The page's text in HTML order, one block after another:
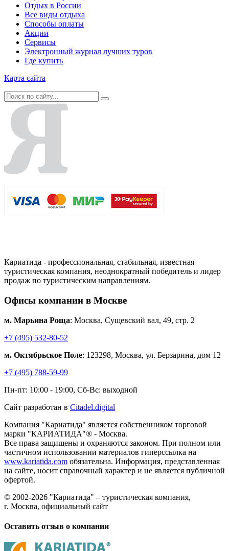
Отдых в России
Все виды отдыха
Способы оплаты
Акции
Сервисы
Электронный журнал лучших туров
Где купить
Карта сайта
Кариатида - профессиональная, стабильная, известная
туристическая компания, неоднократный победитель и лидер
продаж по туристическим направлениям.
Офисы компании в Москве
м. Марьина Роща: Москва, Сущевский вал, 49, стр. 2
+7 (495) 532-80-52
м. Октябрьское Поле: 123298, Москва, ул. Берзарина, дом 12
+7 (495) 788-59-99
Пн-пт: 10:00 - 19:00, Сб-Вс: выходной
Сайт разработан в Citadel.digital
Компания "Кариатида" является собственником торговой
марки "КАРИАТИДА"® - Москва.
Все права защищены и охраняются законом. При полном или
частичном использовании материалов гиперссылка на
www.kariatida.com обязательна. Информация, представленная
на сайте, носит справочный характер и не является публичной
офертой.
© 2002-2026 "Кариатида" – туристическая компания,
г. Москва, официальный сайт
Оставить отзыв о компании